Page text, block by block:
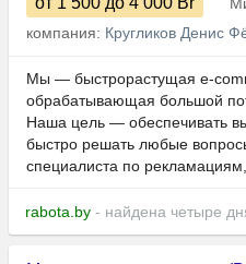
компания: Кругликов Денис
Мы — быстрорастущая e-
обрабатывающая большой
Наша цель — обеспечивать
быстро решать любые
специалиста по
rabota.by - найдена четыре